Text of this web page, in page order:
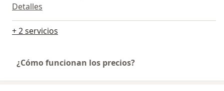
Detalles
+ 2 servicios
¿Cómo funcionan los precios?